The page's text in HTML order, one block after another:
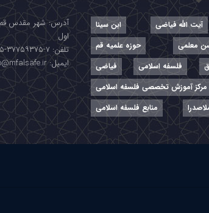
آیت الله فیاضی
ابن سینا
معلمی
حوزه علمیه قم
فلسفه اسلامی
فیاضی
مرکز آموزش تخصصی فلسفه اسلامی
منابع فلسفه اسلامی
اول
تلفن: ۷-۳۷۷۵۹۳۷۵-۰۲۵
ایمیل: info@mfalsafe.ir